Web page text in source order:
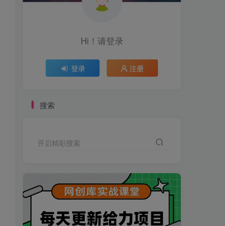
Hi！请登录
登录 注册
搜索
开启精彩搜索